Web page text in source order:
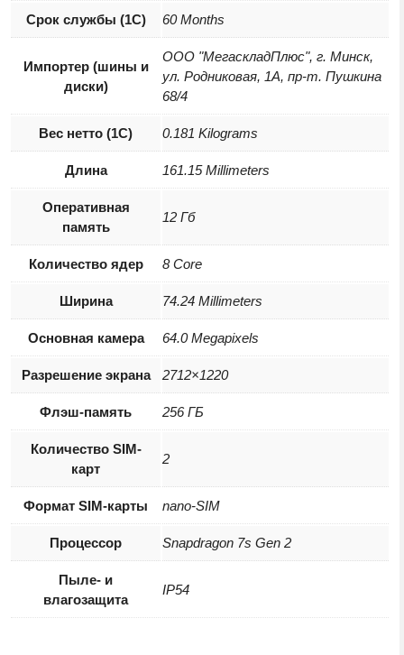
Срок службы (1С) 60 Months
Импортер (шины и
диски)
ООО "МегаскладПлюс", г. Минск,
ул. Родниковая, 1А, пр-т. Пушкина
68/4
Вес нетто (1С) 0.181 Kilograms
Длина 161.15 Millimeters
Оперативная
память
12 Гб
Количество ядер 8 Core
Ширина 74.24 Millimeters
Основная камера 64.0 Megapixels
Разрешение экрана 2712×1220
Флэш-память 256 ГБ
Количество SIM-
карт
2
Формат SIM-карты nano-SIM
Процессор Snapdragon 7s Gen 2
Пыле- и
влагозащита
IP54